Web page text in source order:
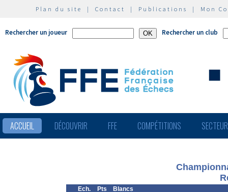
Plan du site | Contact | Publications | Mon
Rechercher un joueur Rechercher un club
ACCUEIL DÉCOUVRIR FFE COMPÉTITIONS
Ech. Pts
Blancs